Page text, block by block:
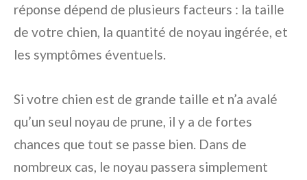
réponse dépend de plusieurs facteurs : la taille
de votre chien, la quantité de noyau ingérée, et
les symptômes éventuels.
Si votre chien est de grande taille et n’a avalé
qu’un seul noyau de prune, il y a de fortes
chances que tout se passe bien. Dans de
nombreux cas, le noyau passera simplement